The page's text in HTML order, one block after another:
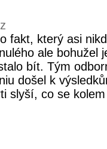
fakt, který asi
ale bohužel
bít. Tým
došel k
slyší, co se